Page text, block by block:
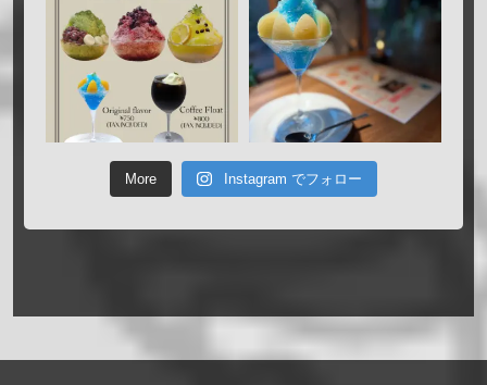
More Instagram でフォロー